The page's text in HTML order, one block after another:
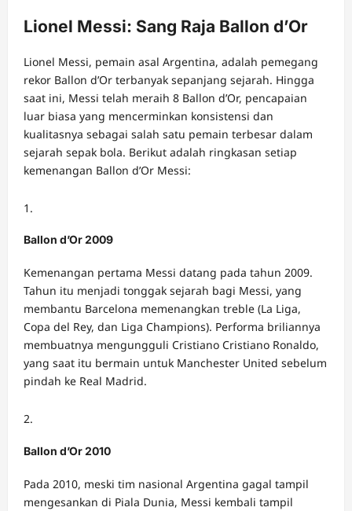
Lionel Messi: Sang Raja Ballon d’Or
Lionel Messi, pemain asal Argentina, adalah pemegang
rekor Ballon d’Or terbanyak sepanjang sejarah. Hingga
saat ini, Messi telah meraih 8 Ballon d’Or, pencapaian
luar biasa yang mencerminkan konsistensi dan
kualitasnya sebagai salah satu pemain terbesar dalam
sejarah sepak bola. Berikut adalah ringkasan setiap
kemenangan Ballon d’Or Messi:
Ballon d’Or 2009
Kemenangan pertama Messi datang pada tahun 2009.
Tahun itu menjadi tonggak sejarah bagi Messi, yang
membantu Barcelona memenangkan treble (La Liga,
Copa del Rey, dan Liga Champions). Performa briliannya
membuatnya mengungguli Cristiano Cristiano Ronaldo,
yang saat itu bermain untuk Manchester United sebelum
pindah ke Real Madrid.
Ballon d’Or 2010
Pada 2010, meski tim nasional Argentina gagal tampil
mengesankan di Piala Dunia, Messi kembali tampil